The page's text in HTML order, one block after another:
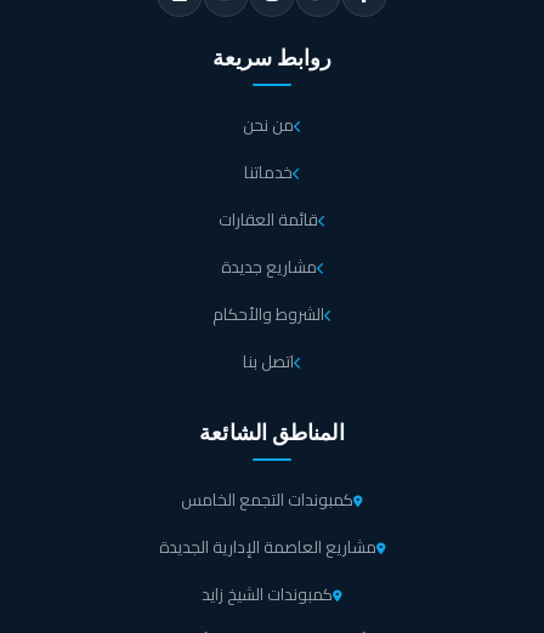
المتوفرة في العلمين لاجونز العلمين الجديدة ما يلي:
المساحات الخاصة للتجمعات العائلية، مع تقديم الفعاليات
الترفيهية المتنوعة لتعزيز التواصل الاجتماعي بين الزوار.
ترفيهية حصرية تقدم تجربة ممتعة مناسبة لكل الفئات العمرية
تحتوي العلمين لاجونز الساحل الشمالي على سلسلة من
والمحلية بمذاقات استثنائية ترضي كل الأذواق في جو منعش
هاوس التي تقدم خدمات متكاملة مما يمنح النزلاء الاستجمام
والراحة وسط أجواء طبيعية منعشة ومريحة.
روابط سريعة
من نحن
خدماتنا
قائمة العقارات
مشاريع جديدة
الشروط والأحكام
اتصل بنا
المناطق الشائعة
كمبوندات التجمع الخامس
مشاريع العاصمة الإدارية الجديدة
كمبوندات الشيخ زايد